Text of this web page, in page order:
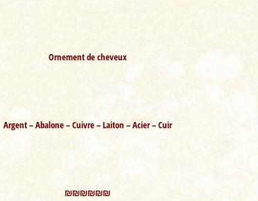
Ornement de cheveux
Argent – Abalone – Cuivre – Laiton – Acier – Cuir
₪₪₪₪₪₪